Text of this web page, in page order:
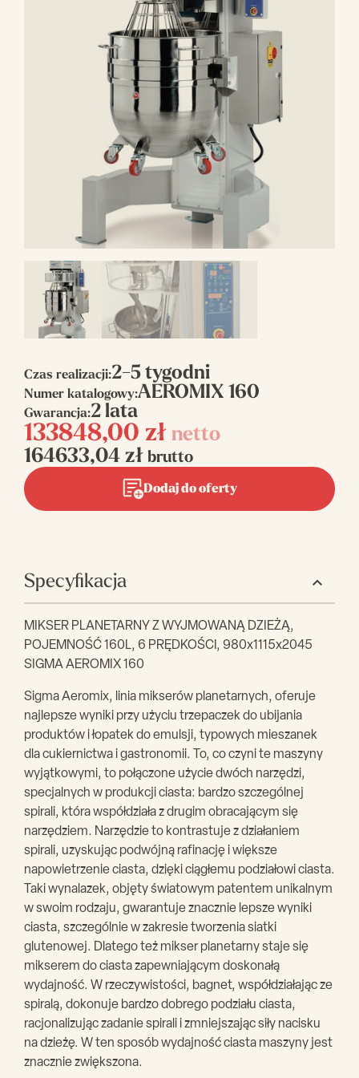
Czas realizacji:2-5 tygodni
Numer katalogowy:AEROMIX 160
Gwarancja:2 lata
133848,00 zł netto
164633,04 zł brutto
Dodaj do oferty
Specyfikacja
MIKSER PLANETARNY Z WYJMOWANĄ DZIEŻĄ,
POJEMNOŚĆ 160L, 6 PRĘDKOŚCI, 980x1115x2045
SIGMA AEROMIX 160
Sigma Aeromix, linia mikserów planetarnych, oferuje
najlepsze wyniki przy użyciu trzepaczek do ubijania
produktów i łopatek do emulsji, typowych mieszanek
dla cukiernictwa i gastronomii. To, co czyni te maszyny
wyjątkowymi, to połączone użycie dwóch narzędzi,
specjalnych w produkcji ciasta: bardzo szczególnej
spirali, która współdziała z drugim obracającym się
narzędziem. Narzędzie to kontrastuje z działaniem
spirali, uzyskując podwójną rafinację i większe
napowietrzenie ciasta, dzięki ciągłemu podziałowi ciasta.
Taki wynalazek, objęty światowym patentem unikalnym
w swoim rodzaju, gwarantuje znacznie lepsze wyniki
ciasta, szczególnie w zakresie tworzenia siatki
glutenowej. Dlatego też mikser planetarny staje się
mikserem do ciasta zapewniającym doskonałą
wydajność. W rzeczywistości, bagnet, współdziałając ze
spiralą, dokonuje bardzo dobrego podziału ciasta,
racjonalizując zadanie spirali i zmniejszając siły nacisku
na dzieżę. W ten sposób wydajność ciasta maszyny jest
znacznie zwiększona.